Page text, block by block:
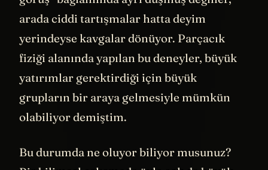
görüş” bağlamında ayrı düşmüş değiller,
arada ciddi tartışmalar hatta deyim
yerindeyse kavgalar dönüyor. Parçacık
fiziği alanında yapılan bu deneyler, büyük
yatırımlar gerektirdiği için büyük
grupların bir araya gelmesiyle mümkün
olabiliyor demiştim.
Bu durumda ne oluyor biliyor musunuz?